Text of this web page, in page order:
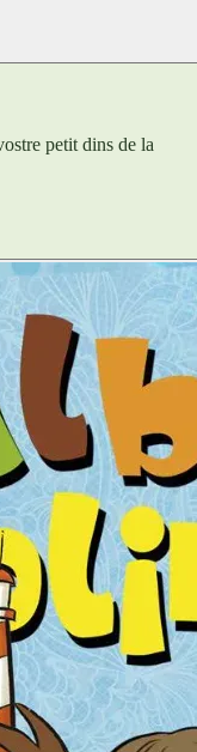
petit dins de la